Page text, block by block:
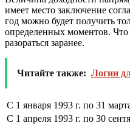
имеет место заключение
год можно будет получить
определенных моментов. Что
разораться заранее.
Читайте также: Логин
С 1 января 1993 г. по 31
С 1 апреля 1993 г. по 30